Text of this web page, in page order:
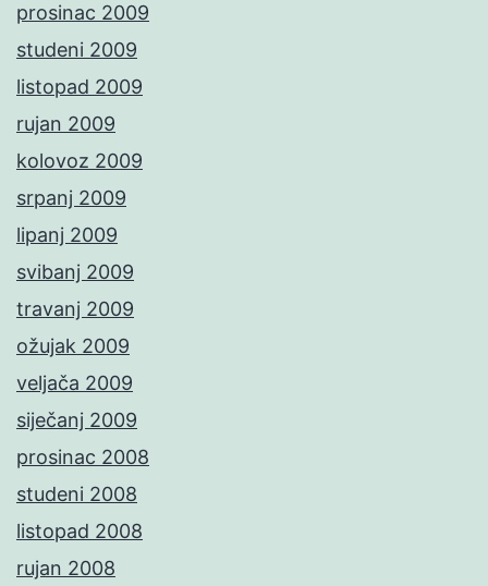
prosinac 2009
studeni 2009
listopad 2009
rujan 2009
kolovoz 2009
srpanj 2009
lipanj 2009
svibanj 2009
travanj 2009
ožujak 2009
veljača 2009
siječanj 2009
prosinac 2008
studeni 2008
listopad 2008
rujan 2008